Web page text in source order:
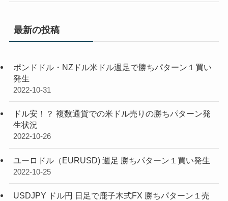
最新の投稿
ポンドドル・NZドル米ドル週足で勝ちパターン１買い
発生
2022-10-31
ドル安！？ 複数通貨での米ドル売りの勝ちパターン発
生状況
2022-10-26
ユーロドル（EURUSD) 週足 勝ちパターン１買い発生
2022-10-25
USDJPY ドル円 日足で鹿子木式FX 勝ちパターン１売